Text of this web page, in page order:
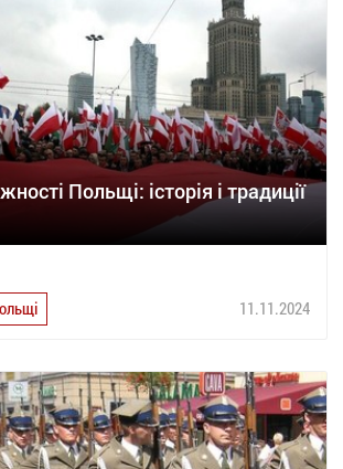
Польщі: історія і традиції
11.11.2024